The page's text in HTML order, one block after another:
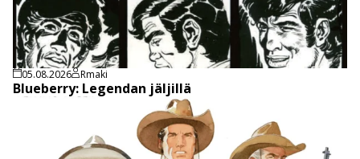
05.08.2026 Rmaki
Blueberry: Legendan jäljillä